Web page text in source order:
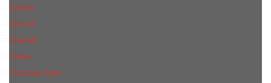
Cartier
Cerruti
Сhanеl
Chloe
Christian Dior